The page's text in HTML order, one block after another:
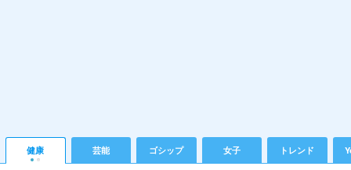
健康 芸能 ゴシップ 女子 トレンド